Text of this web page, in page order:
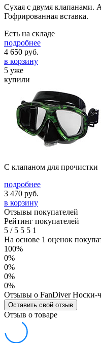
Сухая с двумя клапанами.
Гофрированная вставка.
Есть на складе
подробнее
4 650 руб.
в корзину
5 уже
купили
С клапаном для прочистки
подробнее
3 470 руб.
в корзину
Отзывы покупателей
Рейтинг покупателей
5 /5 5 5 1
На основе 1 оценок
100%
0%
0%
0%
0%
Отзывы о FanDiver Носки-
Оставить свой отзыв
Отзыв о товаре